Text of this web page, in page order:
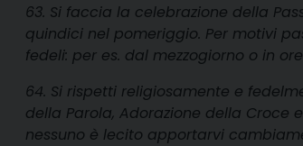
63. Si faccia la celebrazione della
quindici nel pomeriggio. Per motivi
fedeli: per es. dal mezzogiorno o in
64. Si rispetti religiosamente e
della Parola, Adorazione della Croce
nessuno è lecito apportarvi